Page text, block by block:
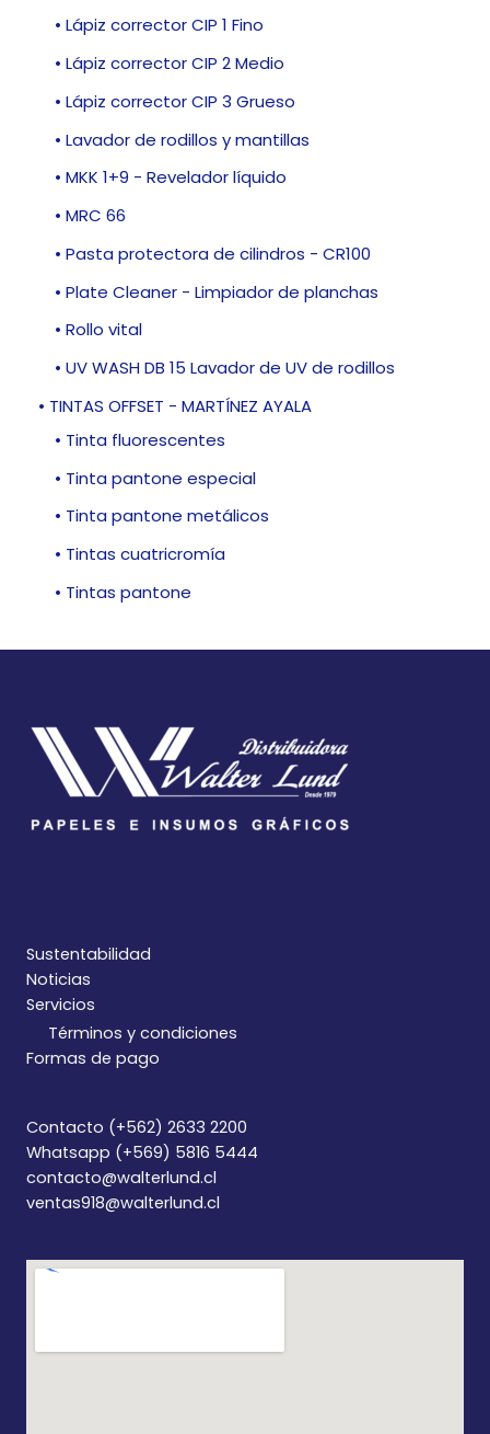
• Lápiz corrector CIP 1 Fino
• Lápiz corrector CIP 2 Medio
• Lápiz corrector CIP 3 Grueso
• Lavador de rodillos y mantillas
• MKK 1+9 - Revelador líquido
• MRC 66
• Pasta protectora de cilindros - CR100
• Plate Cleaner - Limpiador de planchas
• Rollo vital
• UV WASH DB 15 Lavador de UV de rodillos
• TINTAS OFFSET - MARTÍNEZ AYALA
• Tinta fluorescentes
• Tinta pantone especial
• Tinta pantone metálicos
• Tintas cuatricromía
• Tintas pantone
Sustentabilidad
Noticias
Servicios
Términos y condiciones
Formas de pago
Contacto (+562) 2633 2200
Whatsapp (+569) 5816 5444
contacto@walterlund.cl
ventas918@walterlund.cl